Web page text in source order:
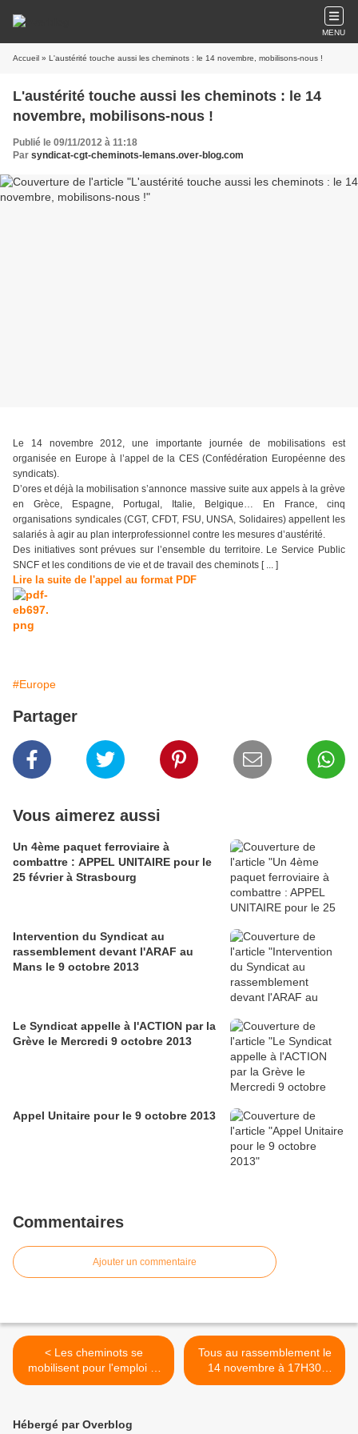
MENU
Accueil » L'austérité touche aussi les cheminots : le 14 novembre, mobilisons-nous !
L'austérité touche aussi les cheminots : le 14
novembre, mobilisons-nous !
Publié le 09/11/2012 à 11:18
Par syndicat-cgt-cheminots-lemans.over-blog.com
Le 14 novembre 2012, une importante journée de mobilisations est
organisée en Europe à l’appel de la CES (Confédération Européenne des
syndicats).
D’ores et déjà la mobilisation s’annonce massive suite aux appels à la grève
en Grèce, Espagne, Portugal, Italie, Belgique… En France, cinq
organisations syndicales (CGT, CFDT, FSU, UNSA, Solidaires) appellent les
salariés à agir au plan interprofessionnel contre les mesures d’austérité.
Des initiatives sont prévues sur l’ensemble du territoire. Le Service Public
SNCF et les conditions de vie et de travail des cheminots [ ... ]
Lire la suite de l'appel au format PDF
#Europe
Partager
Vous aimerez aussi
Un 4ème paquet ferroviaire à
combattre : APPEL UNITAIRE pour le
25 février à Strasbourg
Intervention du Syndicat au
rassemblement devant l'ARAF au
Mans le 9 octobre 2013
Le Syndicat appelle à l'ACTION par la
Grève le Mercredi 9 octobre 2013
Appel Unitaire pour le 9 octobre 2013
Commentaires
Ajouter un commentaire
< Les cheminots se
mobilisent pour l'emploi et
les conditions de travail le
Tous au rassemblement le
14 novembre à 17H30
devant la Sécu du Mans
Hébergé par Overblog